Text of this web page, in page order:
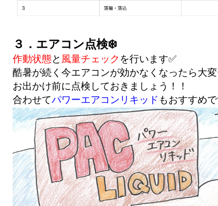
３．エアコン点検❄️
作動状態と 風量チェック を行います✅
酷暑が続く今エアコンが効かなくなったら大
お出かけ前に点検しておきましょう！！
合わせてパワーエアコンリキッド もおすすめ